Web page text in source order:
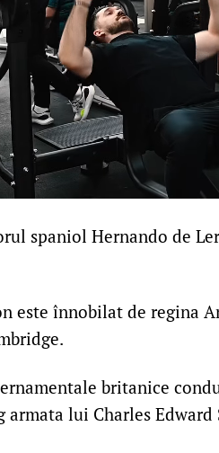
spaniol Hernando de
este înnobilat de regina
britanice
armata lui Charles